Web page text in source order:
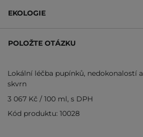
EKOLOGIE
POLOŽTE OTÁZKU
Lokální léčba pupínků, nedokonalostí
skvrn
3 067 Kč / 100 ml, s DPH
Kód produktu: 10028